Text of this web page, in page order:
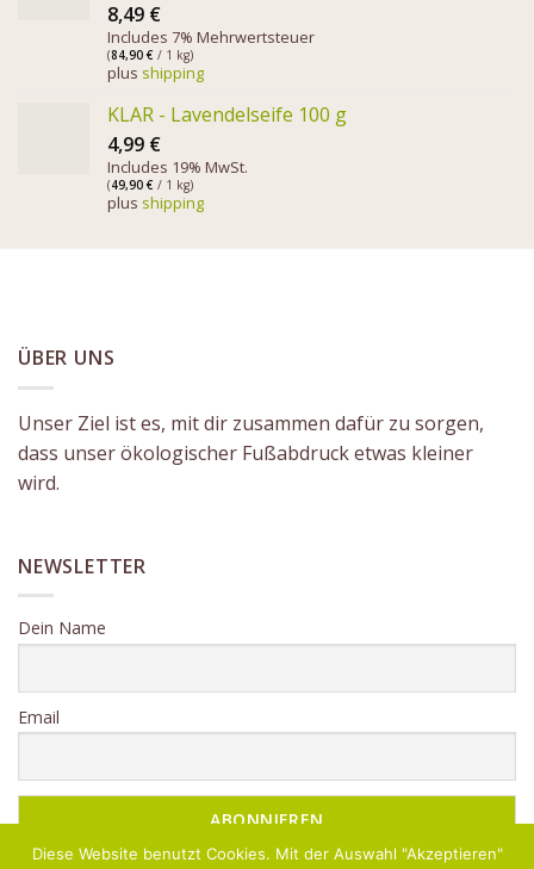
8,49 €
Includes 7% Mehrwertsteuer
(84,90 € / 1 kg)
plus shipping
KLAR - Lavendelseife 100 g
4,99 €
Includes 19% MwSt.
(49,90 € / 1 kg)
plus shipping
ÜBER UNS
Unser Ziel ist es, mit dir zusammen dafür zu sorgen,
dass unser ökologischer Fußabdruck etwas kleiner
wird.
NEWSLETTER
Dein Name
Email
Diese Website benutzt Cookies. Mit der Auswahl "Akzeptieren"